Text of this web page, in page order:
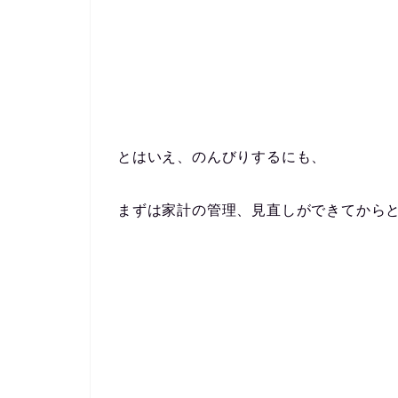
とはいえ、のんびりするにも、
まずは家計の管理、見直しができてから